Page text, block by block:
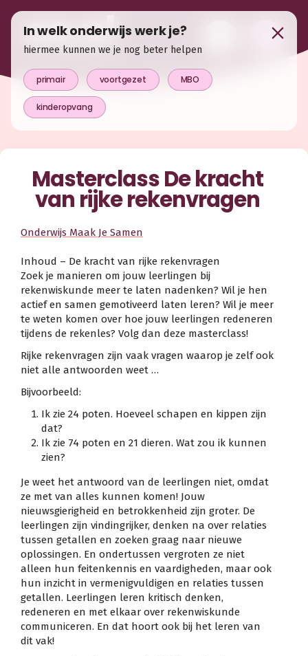
Masterclass De kracht
van rijke rekenvragen
Onderwijs Maak Je Samen
Inhoud – De kracht van rijke rekenvragen
Zoek je manieren om jouw leerlingen bij
rekenwiskunde meer te laten nadenken? Wil je hen
actief en samen gemotiveerd laten leren? Wil je meer
te weten komen over hoe jouw leerlingen redeneren
tijdens de rekenles? Volg dan deze masterclass!
Rijke rekenvragen zijn vaak vragen waarop je zelf ook
niet alle antwoorden weet …
Bijvoorbeeld:
Ik zie 24 poten. Hoeveel schapen en kippen zijn
dat?
Ik zie 74 poten en 21 dieren. Wat zou ik kunnen
zien?
Je weet het antwoord van de leerlingen niet, omdat
ze met van alles kunnen komen! Jouw
nieuwsgierigheid en betrokkenheid zijn groter. De
leerlingen zijn vindingrijker, denken na over relaties
tussen getallen en zoeken graag naar nieuwe
oplossingen. En ondertussen vergroten ze niet
alleen hun feitenkennis en vaardigheden, maar ook
hun inzicht in vermenigvuldigen en relaties tussen
getallen. Leerlingen leren kritisch denken,
redeneren en met elkaar over rekenwiskunde
communiceren. En dat hoort ook bij het leren van
dit vak!
In welk onderwijs werk je?
hiermee kunnen we je nog beter helpen
primair voortgezet MBO
kinderopvang